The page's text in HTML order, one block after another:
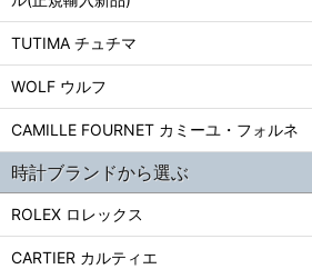
TUTIMA チュチマ
WOLF ウルフ
CAMILLE FOURNET カミーユ・フォルネ
時計ブランドから選ぶ
ROLEX ロレックス
CARTIER カルティエ